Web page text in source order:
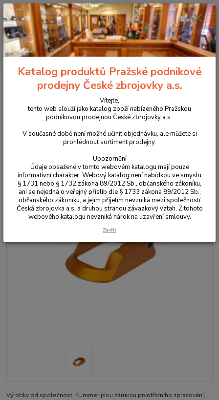
Menu
Hledat
+420 225 375 800
Příslušenství, doplňky a náhradní díly Pro pistole
dna a naváděče zásobníku
Navaděč zásobníku pro CZ 75 a CZ 75 SP-01
Navaděč zásobníku pro CZ 75 a
CZ 75 SP-01
Výrobky od společnosti Kummer jsou zárukou prvotřídního zpracování,
Katalog produktů Pražské podnikové
prodejny České zbrojovky a.s.
Vítejte,
tento web slouží jako katalog zboží nabízeného Pražskou
podnikovou prodejnou České zbrojovky a.s..
V současné době není možné učinit objednávku, ale můžete si
prohlédnout sortiment prodejny.
Upozornění
Údaje obsažené v tomto webovém katalogu mají pouze
informativní charakter. Webový katalog není nabídkou ve smyslu
§ 1731 nebo § 1732 zákona 89/2012 Sb., občanského zákoníku,
ani se nejedná o veřejný příslib dle § 1733 zákona 89/2012 Sb.,
občanského zákoníku, a jejím přijetím nevzniká mezi společností
Česká zbrojovka a.s. a druhou stranou závazkový vztah. Z tohoto
webového katalogu nevzniká nárok na uzavření smlouvy.
Zavřít